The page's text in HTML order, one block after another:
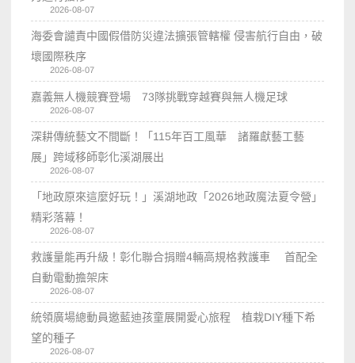
2026-08-07
海委會譴責中國假借防災違法擴張管轄權 侵害航行自由，破
壞國際秩序
2026-08-07
嘉義無人機競賽登場 73隊挑戰穿越賽與無人機足球
2026-08-07
深耕傳統藝文不間斷！「115年百工風華 諸羅獻藝工藝
展」跨域移師彰化溪湖展出
2026-08-07
「地政原來這麼好玩！」溪湖地政「2026地政魔法夏令營」
精彩落幕！
2026-08-07
救護量能再升級！彰化聯合捐贈4輛高規格救護車 首配全
自動電動擔架床
2026-08-07
統領廣場總動員邀藍迪孩童展開愛心旅程 植栽DIY種下希
望的種子
2026-08-07